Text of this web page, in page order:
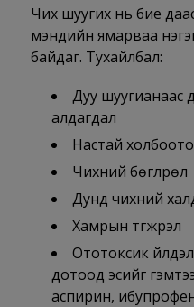
Чих шуугих нь бие
мэндийн ямарваа
байдаг. Тухайлбал:
Дуу шуугианаас
алдагдал
Настай
Чихний бөглрөл
Дунд чихний
Хамрын түгжрэл
Ототоксик
дотоод эсийг
аспирин,